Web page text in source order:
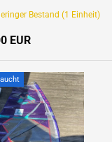
Bestand (1 Einheit)
Preis
EUR